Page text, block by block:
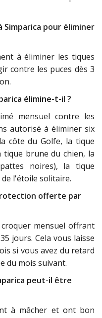
Simparica pour éliminer
à éliminer les tiques
contre les puces dès 3
élimine-t-il ?
mensuel contre les
autorisé à éliminer six
côte du Golfe, la tique
tique brune du chien, la
noires), la tique
l'étoile solitaire.
offerte par
mensuel offrant
jours. Cela vous laisse
si vous avez du retard
du mois suivant.
peut-il être
à mâcher et ont bon